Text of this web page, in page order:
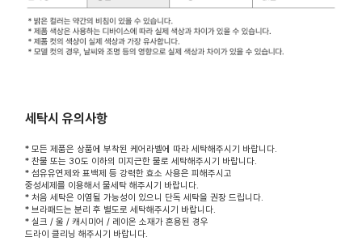
세탁시 유의사항
* 모든 제품은 상품에 부착된 케어라벨에 따라 세탁해주시기 바랍니다.
* 찬물 또는 30도 이하의 미지근한 물로 세탁해주시기 바랍니다.
* 섬유유연제와 표백제 등 강력한 효소 사용은 피해주시고
중성세제를 이용해서 물세탁 해주시기 바랍니다.
* 처음 세탁은 이염될 가능성이 있으니 단독 세탁을 권장 드립니다.
* 브라패드는 분리 후 별도로 세탁해주시기 바랍니다.
* 실크 / 울 / 캐시미어 / 레이온 소재가 혼용된 경우
드라이 클리닝 해주시기 바랍니다.